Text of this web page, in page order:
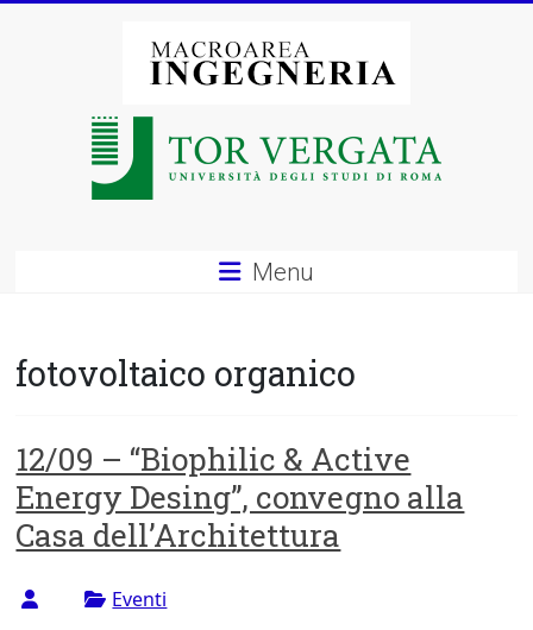
Macroarea
degli
di
Roma
Tor
Vergata
Menu
fotovoltaico organico
12/09 – “Biophilic & Active
Energy Desing”, convegno alla
Casa dell’Architettura
Eventi